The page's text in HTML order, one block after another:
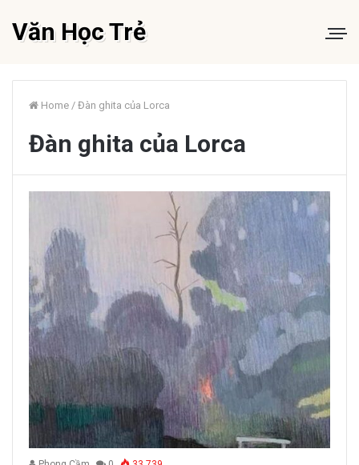
Văn Học Trẻ
Home / Đàn ghita của Lorca
Đàn ghita của Lorca